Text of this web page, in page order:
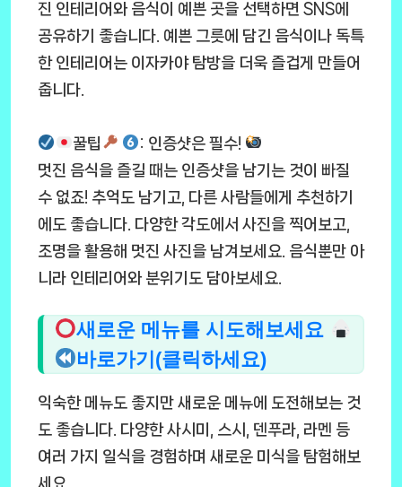
진 인테리어와 음식이 예쁜 곳을 선택하면 SNS에
공유하기 좋습니다. 예쁜 그릇에 담긴 음식이나 독특
한 인테리어는 이자카야 탐방을 더욱 즐겁게 만들어
줍니다.
꿀팁
: 인증샷은 필수!
멋진 음식을 즐길 때는 인증샷을 남기는 것이 빠질
수 없죠! 추억도 남기고, 다른 사람들에게 추천하기
에도 좋습니다. 다양한 각도에서 사진을 찍어보고,
조명을 활용해 멋진 사진을 남겨보세요. 음식뿐만 아
니라 인테리어와 분위기도 담아보세요.
새로운 메뉴를 시도해보세요
바로가기(클릭하세요)
익숙한 메뉴도 좋지만 새로운 메뉴에 도전해보는 것
도 좋습니다. 다양한 사시미, 스시, 덴푸라, 라멘 등
여러 가지 일식을 경험하며 새로운 미식을 탐험해보